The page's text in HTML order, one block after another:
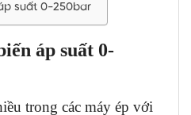
suất 0-250bar
áp suất 0-
trong các máy ép với